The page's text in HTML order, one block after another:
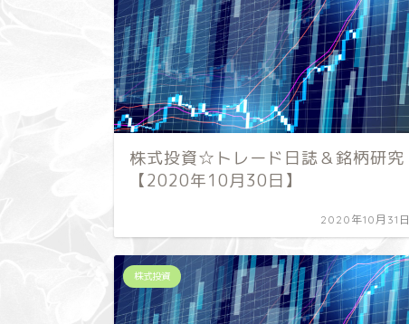
株式投資☆トレード日誌＆銘柄研究
【2020年10月30日】
2020年10月31日
株式投資